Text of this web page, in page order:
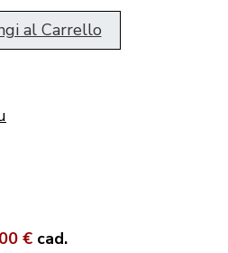
al Carrello
€ cad.